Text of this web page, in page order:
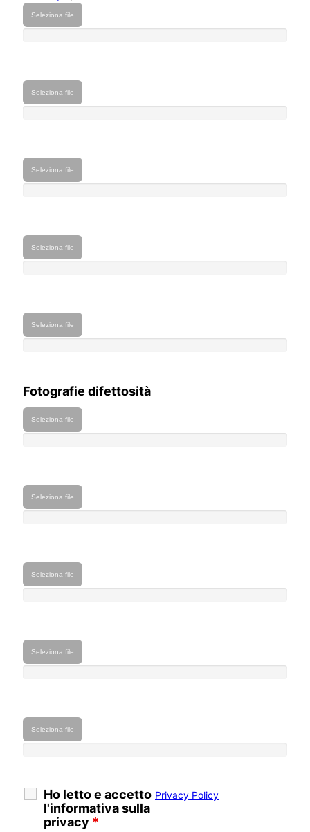
Seleziona file
Seleziona file
Seleziona file
Seleziona file
Seleziona file
Fotografie difettosità
Seleziona file
Seleziona file
Seleziona file
Seleziona file
Seleziona file
Ho letto e accetto
l'informativa sulla
privacy *
Privacy Policy